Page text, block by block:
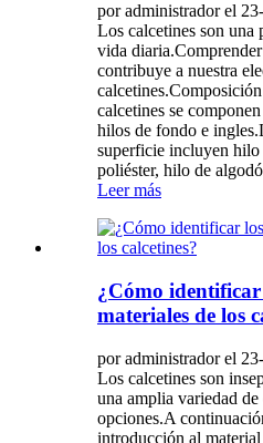
por administrador el
Los calcetines son una
vida
contribuye a nuestra
calcetines se
hilos de fondo e
superficie incluyen
poliéster, hilo de
Leer más
¿Cómo identificar
materiales de los
por administrador el
Los calcetines son
una amplia variedad
opciones.A
introducción al